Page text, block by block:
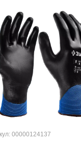
00000124137